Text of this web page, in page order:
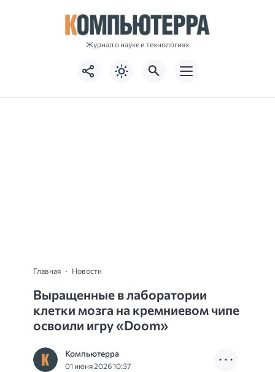
Журнал о науке и технологиях
Главная Новости
Выращенные в лаборатории
клетки мозга на кремниевом чипе
освоили игру «Doom»
Компьютерра
01 июня 2026 10:37